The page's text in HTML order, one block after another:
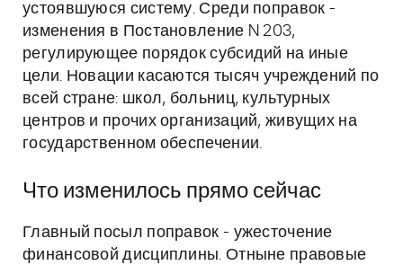
устоявшуюся систему. Среди поправок -
изменения в Постановление N 203,
регулирующее порядок субсидий на иные
цели. Новации касаются тысяч учреждений по
всей стране: школ, больниц, культурных
центров и прочих организаций, живущих на
государственном обеспечении.
Что изменилось прямо сейчас
Главный посыл поправок - ужесточение
финансовой дисциплины. Отныне правовые